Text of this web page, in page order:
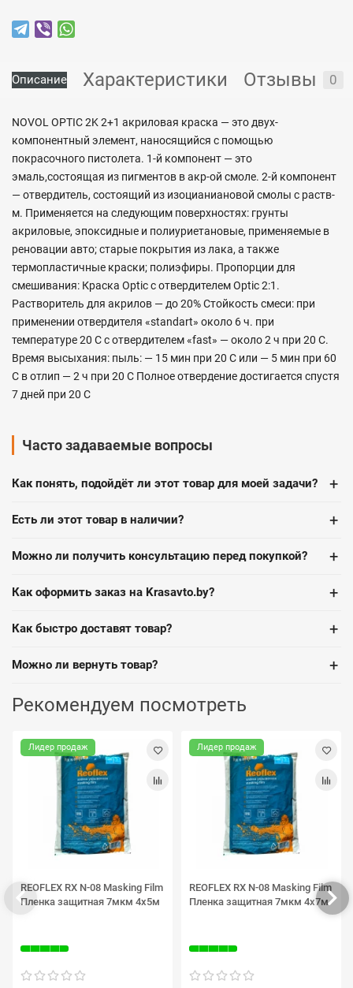
Описание Характеристики Отзывы 0
NOVOL OPTIC 2K 2+1 акриловая краска — это двух-
компонентный элемент, наносящийся с помощью
покрасочного пистолета. 1-й компонент — это
эмаль,состоящая из пигментов в акр-ой смоле. 2-й компонент
— отвердитель, состоящий из изоцианиановой смолы с раств-
м. Применяется на следующим поверхностях: грунты
акриловые, эпоксидные и полиуриетановые, применяемые в
реновации авто; старые покрытия из лака, а также
термопластичные краски; полиэфиры. Пропорции для
смешивания: Краска Optic с отвердителем Optic 2:1.
Растворитель для акрилов — до 20% Стойкость смеси: при
применении отвердителя «standart» около 6 ч. при
температуре 20 С с отвердителем «fast» — около 2 ч при 20 С.
Время высыхания: пыль: — 15 мин при 20 С или — 5 мин при 60
С в отлип — 2 ч при 20 С Полное отвердение достигается спустя
7 дней при 20 С
Часто задаваемые вопросы
Как понять, подойдёт ли этот товар для моей задачи? +
Есть ли этот товар в наличии? +
Можно ли получить консультацию перед покупкой? +
Как оформить заказ на Krasavto.by? +
Как быстро доставят товар? +
Можно ли вернуть товар? +
Рекомендуем посмотреть
Лидер продаж
REOFLEX RX N-08 Masking Film
Пленка защитная 7мкм 4х5м
Лидер продаж
REOFLEX RX N-08 Masking Film
Пленка защитная 7мкм 4х7м